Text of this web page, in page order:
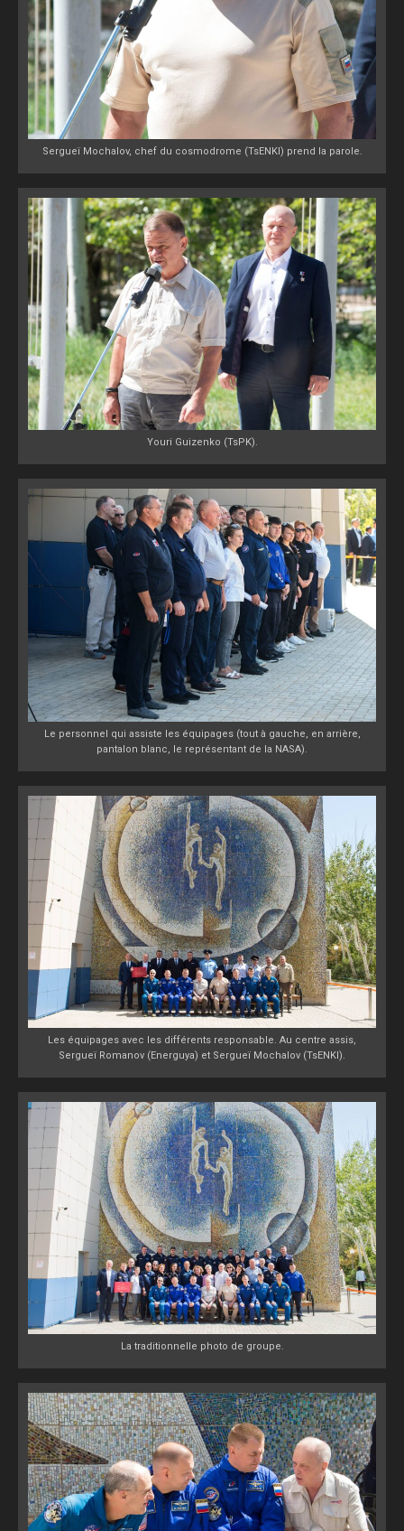
Sergueï Mochalov, chef du cosmodrome (TsENKI) prend la parole.
Youri Guizenko (TsPK).
Le personnel qui assiste les équipages (tout à gauche, en arrière,
pantalon blanc, le représentant de la NASA).
Les équipages avec les différents responsable. Au centre assis,
Sergueï Romanov (Energuya) et Sergueï Mochalov (TsENKI).
La traditionnelle photo de groupe.